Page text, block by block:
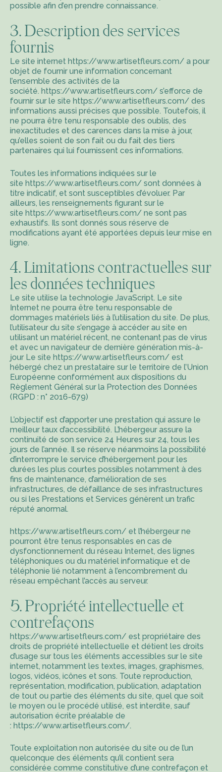
possible afin d’en prendre connaissance.
3. Description des services
fournis
Le site internet https://www.artisetfleurs.com/ a pour
objet de fournir une information concernant
l’ensemble des activités de la
société. https://www.artisetfleurs.com/ s’efforce de
fournir sur le site https://www.artisetfleurs.com/ des
informations aussi précises que possible. Toutefois, il
ne pourra être tenu responsable des oublis, des
inexactitudes et des carences dans la mise à jour,
qu’elles soient de son fait ou du fait des tiers
partenaires qui lui fournissent ces informations.
Toutes les informations indiquées sur le
site https://www.artisetfleurs.com/ sont données à
titre indicatif, et sont susceptibles d’évoluer. Par
ailleurs, les renseignements figurant sur le
site https://www.artisetfleurs.com/ ne sont pas
exhaustifs. Ils sont donnés sous réserve de
modifications ayant été apportées depuis leur mise en
ligne.
4. Limitations contractuelles sur
les données techniques
Le site utilise la technologie JavaScript. Le site
Internet ne pourra être tenu responsable de
dommages matériels liés à l’utilisation du site. De plus,
l’utilisateur du site s’engage à accéder au site en
utilisant un matériel récent, ne contenant pas de virus
et avec un navigateur de dernière génération mis-à-
jour Le site https://www.artisetfleurs.com/ est
hébergé chez un prestataire sur le territoire de l’Union
Européenne conformément aux dispositions du
Règlement Général sur la Protection des Données
(RGPD : n° 2016-679)
L’objectif est d’apporter une prestation qui assure le
meilleur taux d’accessibilité. L’hébergeur assure la
continuité de son service 24 Heures sur 24, tous les
jours de l’année. Il se réserve néanmoins la possibilité
d’interrompre le service d’hébergement pour les
durées les plus courtes possibles notamment à des
fins de maintenance, d’amélioration de ses
infrastructures, de défaillance de ses infrastructures
ou si les Prestations et Services génèrent un trafic
réputé anormal.
https://www.artisetfleurs.com/ et l’hébergeur ne
pourront être tenus responsables en cas de
dysfonctionnement du réseau Internet, des lignes
téléphoniques ou du matériel informatique et de
téléphonie lié notamment à l’encombrement du
réseau empêchant l’accès au serveur.
5. Propriété intellectuelle et
contrefaçons
https://www.artisetfleurs.com/ est propriétaire des
droits de propriété intellectuelle et détient les droits
d’usage sur tous les éléments accessibles sur le site
internet, notamment les textes, images, graphismes,
logos, vidéos, icônes et sons. Toute reproduction,
représentation, modification, publication, adaptation
de tout ou partie des éléments du site, quel que soit
le moyen ou le procédé utilisé, est interdite, sauf
autorisation écrite préalable de
: https://www.artisetfleurs.com/.
Toute exploitation non autorisée du site ou de l’un
quelconque des éléments qu’il contient sera
considérée comme constitutive d’une contrefaçon et